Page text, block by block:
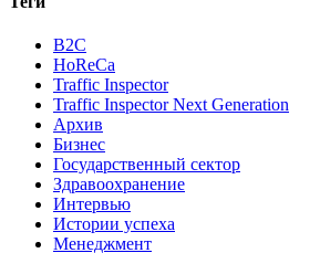
B2C
HoReCa
Traffic Inspector
Traffic Inspector Next Generation
Архив
Бизнес
Государственный сектор
Здравоохранение
Интервью
Истории успеха
Менеджмент